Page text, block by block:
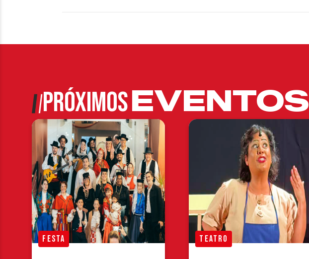
PRÓXIMOSEVENTOS
FESTA TEATRO